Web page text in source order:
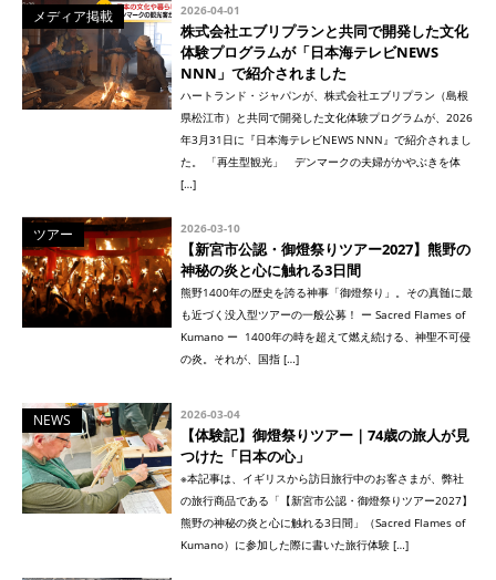
メディア掲載 2026-04-01
株式会社エブリプランと共同で開発した文化
体験プログラムが「日本海テレビNEWS
NNN」で紹介されました
ハートランド・ジャパンが、株式会社エブリプラン（島根
県松江市）と共同で開発した文化体験プログラムが、2026
年3月31日に『日本海テレビNEWS NNN』で紹介されまし
た。 「再生型観光」 デンマークの夫婦がかやぶきを体
[…]
ツアー 2026-03-10
【新宮市公認・御燈祭りツアー2027】熊野の
神秘の炎と心に触れる3日間
熊野1400年の歴史を誇る神事「御燈祭り」。その真髄に最
も近づく没入型ツアーの一般公募！ ー Sacred Flames of
Kumano ー 1400年の時を超えて燃え続ける、神聖不可侵
の炎。それが、国指 […]
NEWS 2026-03-04
【体験記】御燈祭りツアー｜74歳の旅人が見
つけた「日本の心」
※本記事は、イギリスから訪日旅行中のお客さまが、弊社
の旅行商品である「【新宮市公認・御燈祭りツアー2027】
熊野の神秘の炎と心に触れる3日間」（Sacred Flames of
Kumano）に参加した際に書いた旅行体験 […]